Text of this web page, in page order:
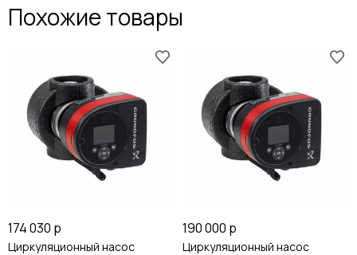
Похожие товары
174 030 р
Циркуляционный насос
190 000 р
Циркуляционный насос